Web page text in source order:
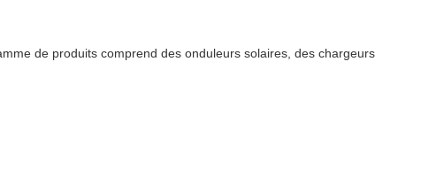
de produits comprend des onduleurs solaires, des chargeurs